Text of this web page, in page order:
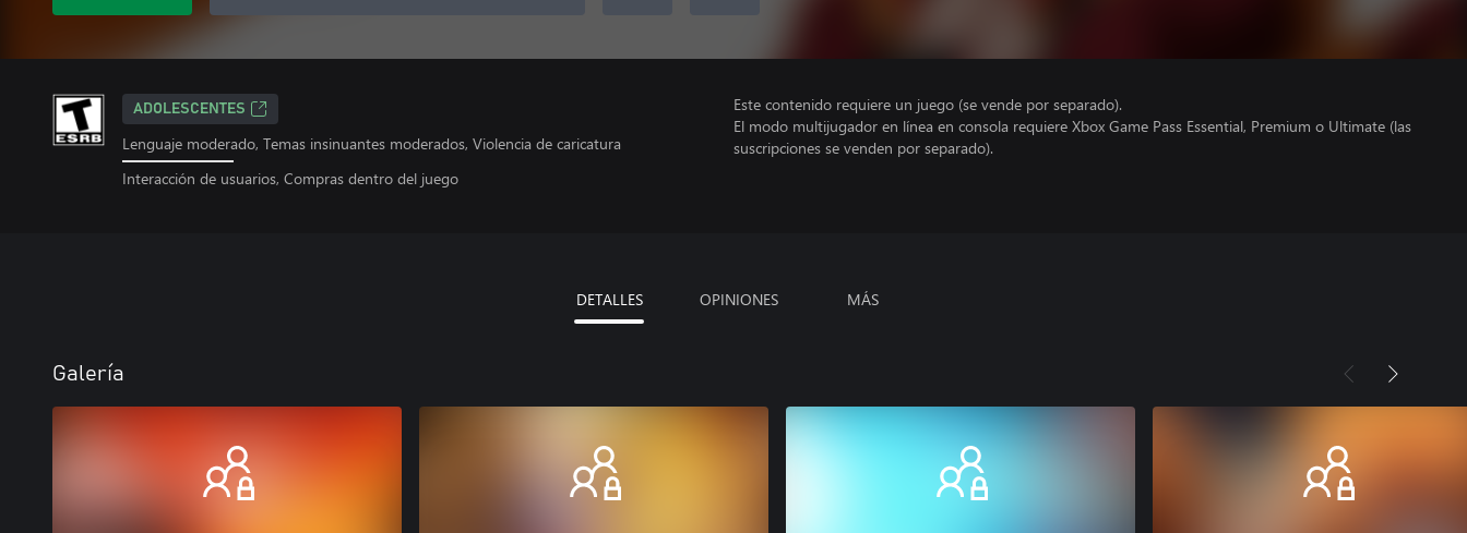
ADOLESCENTES
Lenguaje moderado, Temas insinuantes moderados, Violencia de caricatura
Interacción de usuarios, Compras dentro del juego
Este contenido requiere un juego (se vende por separado).
El modo multijugador en línea en consola requiere Xbox Game Pass Essential, Premium o Ultimate (las
suscripciones se venden por separado).
DETALLES OPINIONES MÁS
Galería